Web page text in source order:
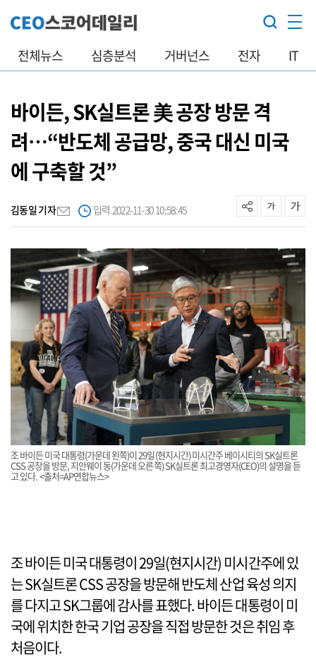
전체뉴스 심층분석 거버넌스 전자 IT
바이든, SK실트론 美 공장 방문 격
려…“반도체 공급망, 중국 대신 미국
에 구축할 것”
김동일 기자 입력 2022-11-30 10:58:45
조 바이든 미국 대통령(가운데 왼쪽)이 29일(현지시간) 미시간주 베이시티의 SK실트론
CSS 공장을 방문, 지안웨이 동(가운데 오른쪽) SK실트론 최고경영자(CEO)의 설명을 듣
고 있다. <출처=AP연합뉴스>
조 바이든 미국 대통령이 29일(현지시간) 미시간주에 있
는 SK실트론 CSS 공장을 방문해 반도체 산업 육성 의지
를 다지고 SK그룹에 감사를 표했다. 바이든 대통령이 미
국에 위치한 한국 기업 공장을 직접 방문한 것은 취임 후
처음이다.